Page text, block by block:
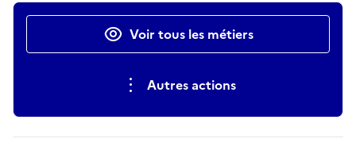
Actions rapidesVoir tous les métiers
Autres actions